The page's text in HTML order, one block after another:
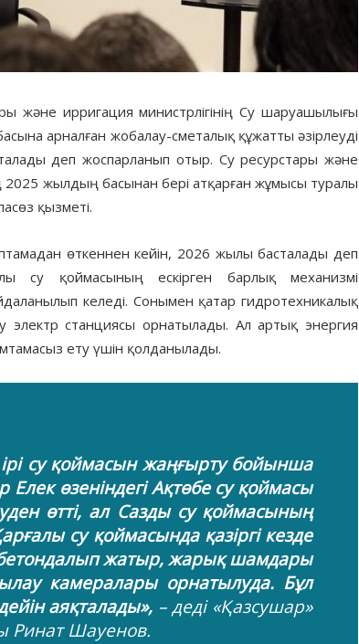
және ирригация министрлігінің Су шаруашылығы
арналған жобалау-сметалық құжатты әзірлеуді
деп жоспарланып отыр. Су ресурстары және
2025 жылдың басынан бері атқарған жұмысы туралы
қызметі.
өткеннен кейін, 2026 жылы басталады деп
су қоймасының ескірген барлық механизмі
келеді. Сонымен қатар гидротехникалық
электр станциясы орнатылады. Ал артық энергия
ету үшін қолданылады.
су қоймасын жаңғырту бойынша
өзеніндегі Ақтөбе су қоймасы
өтті, ал Сазды су қоймасының
су қоймасында қазіргі кезде
бетондалып жатыр, жарық шамдары
камералары орнатылуда. Бұл
аяқталады», – деді «Қазсушар»
Ринат Шауенов.